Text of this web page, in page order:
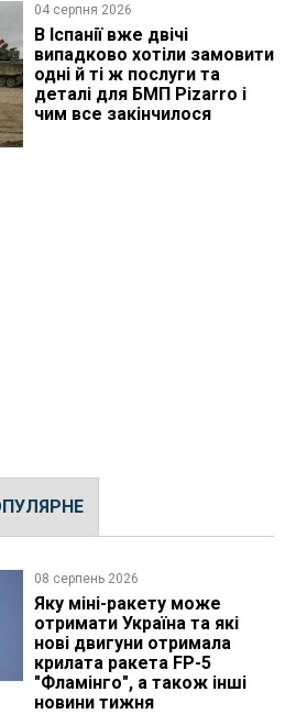
04 серпня 2026
В Іспанії вже двічі
випадково хотіли замовити
одні й ті ж послуги та
деталі для БМП Pizarro і
чим все закінчилося
08 серпень 2026
Яку міні-ракету може
отримати Україна та які
нові двигуни отримала
крилата ракета FP-5
"Фламінго", а також інші
новини тижня